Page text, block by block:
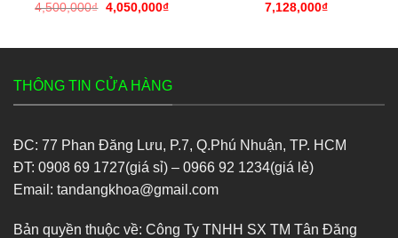
4,500,000₫ Giá
4,050,000₫Giá
7,128,000₫
THÔNG TIN CỬA HÀNG
ĐC: 77 Phan Đăng Lưu, P.7, Q.Phú Nhuận, TP. HCM
ĐT: 0908 69 1727(giá sỉ) – 0966 92 1234(giá lẻ)
Email: tandangkhoa@gmail.com
Bản quyền thuộc về: Công Ty TNHH SX TM Tân Đăng